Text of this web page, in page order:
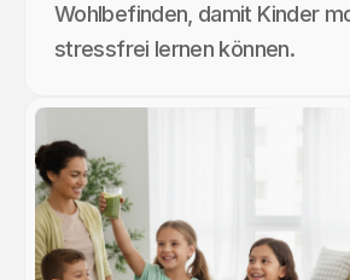
Wohlbefinden, damit Kinder
stressfrei lernen können.